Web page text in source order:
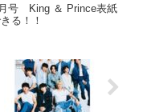
号 King ＆ Prince表紙
る！！